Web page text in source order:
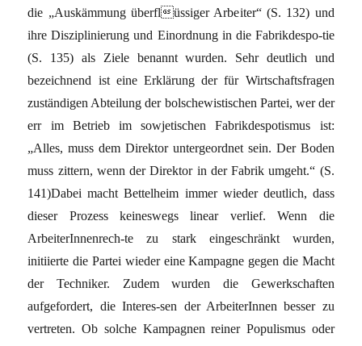
die „Auskämmung überflüssiger Arbeiter“ (S. 132) und
ihre Disziplinierung und Einordnung in die Fabrikdespo-tie
(S. 135) als Ziele benannt wurden. Sehr deutlich und
bezeichnend ist eine Erklärung der für Wirtschaftsfragen
zuständigen Abteilung der bolschewistischen Partei, wer der
err im Betrieb im sowjetischen Fabrikdespotismus ist:
„Alles, muss dem Direktor untergeordnet sein. Der Boden
muss zittern, wenn der Direktor in der Fabrik umgeht.“ (S.
141)Dabei macht Bettelheim immer wieder deutlich, dass
dieser Prozess keineswegs linear verlief. Wenn die
ArbeiterInnenrech-te zu stark eingeschränkt wurden,
initiierte die Partei wieder eine Kampagne gegen die Macht
der Techniker. Zudem wurden die Gewerkschaften
aufgefordert, die Interes-sen der ArbeiterInnen besser zu
vertreten. Ob solche Kampagnen reiner Populismus oder